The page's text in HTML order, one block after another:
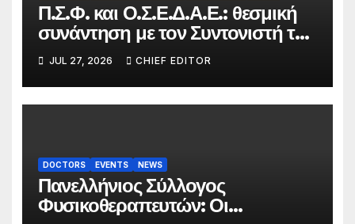
Π.Σ.Φ. και Ο.Σ.Ε.Δ.Α.Ε.: θεσμική
συνάντηση με τον Συντονιστή του
Γραφείου του Πρωθυπουργού
JUL 27, 2026 CHIEF EDITOR
DOCTORS EVENTS NEWS
Πανελλήνιος Σύλλογος
Φυσικοθεραπευτών: Οι